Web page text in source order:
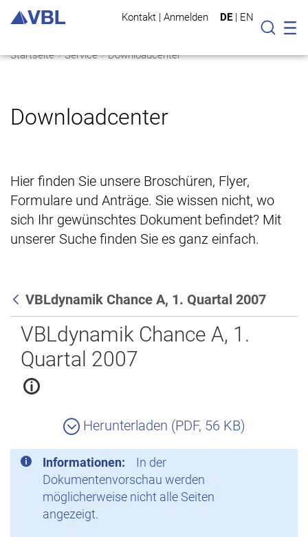
Kontakt | Anmelden DE | EN
Suche
Startseite Service Downloadcenter
Downloadcenter
Hier finden Sie unsere Broschüren, Flyer,
Formulare und Anträge. Sie wissen nicht, wo
sich Ihr gewünschtes Dokument befindet? Mit
unserer Suche finden Sie es ganz einfach.
Zurück
VBLdynamik Chance A, 1. Quartal 2007
VBLdynamik Chance A, 1.
Quartal 2007
Herunterladen (PDF, 56 KB)
Informationen:
In der
Dokumentenvorschau werden
möglicherweise nicht alle Seiten
angezeigt.